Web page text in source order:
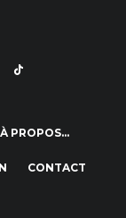
À PROPOS…
CONTACT